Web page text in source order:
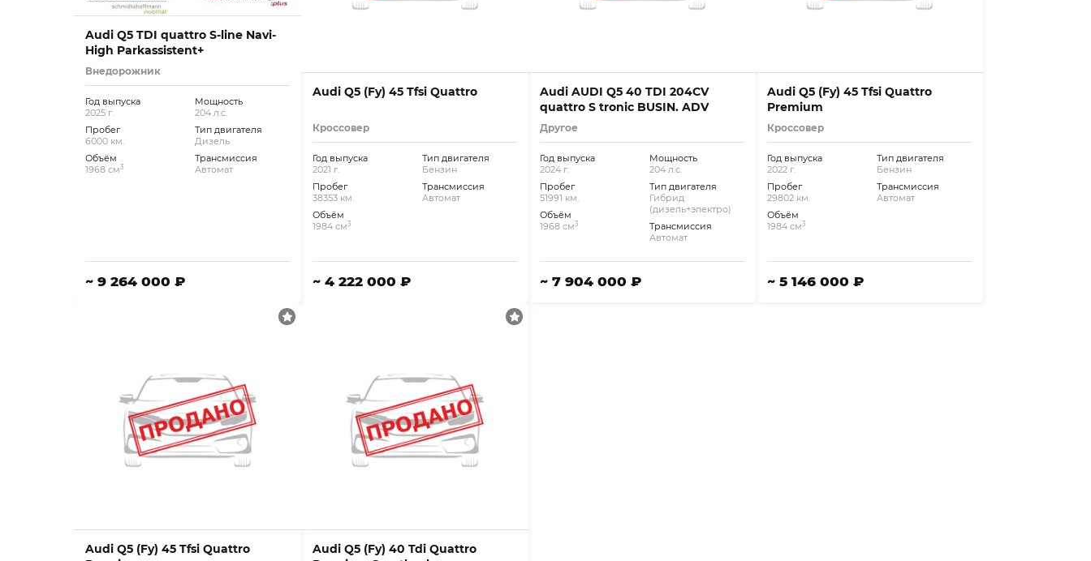
Audi Q5 TDI quattro S-line Navi-
High Parkassistent+
Внедорожник
Год выпуска
2025 г.
Пробег
6000 км.
Объём
1968 см3
Мощность
204 л.с.
Тип двигателя
Дизель
Трансмиссия
Автомат
~ 9 264 000 ₽
Audi Q5 (Fy) 45 Tfsi Quattro
Кроссовер
Год выпуска
2021 г.
Пробег
38353 км.
Объём
1984 см3
Тип двигателя
Бензин
Трансмиссия
Автомат
~ 4 222 000 ₽
Audi AUDI Q5 40 TDI 204CV
quattro S tronic BUSIN. ADV
Другое
Год выпуска
2024 г.
Пробег
51991 км.
Объём
1968 см3
Мощность
204 л.с.
Тип двигателя
Гибрид
(дизель+электро)
Трансмиссия
Автомат
~ 7 904 000 ₽
Audi Q5 (Fy) 45 Tfsi Quattro
Premium
Кроссовер
Год выпуска
2022 г.
Пробег
29802 км.
Объём
1984 см3
Тип двигателя
Бензин
Трансмиссия
Автомат
~ 5 146 000 ₽
Audi Q5 (Fy) 45 Tfsi Quattro
Audi Q5 (Fy) 40 Tdi Quattro